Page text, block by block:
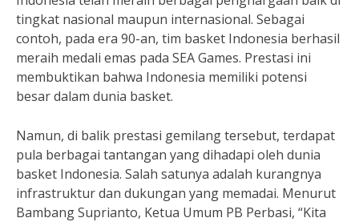
tingkat nasional maupun internasional. Sebagai
contoh, pada era 90-an, tim basket Indonesia berhasil
meraih medali emas pada SEA Games. Prestasi ini
membuktikan bahwa Indonesia memiliki potensi
besar dalam dunia basket.
Namun, di balik prestasi gemilang tersebut, terdapat
pula berbagai tantangan yang dihadapi oleh dunia
basket Indonesia. Salah satunya adalah kurangnya
infrastruktur dan dukungan yang memadai. Menurut
Bambang Suprianto, Ketua Umum PB Perbasi, “Kita